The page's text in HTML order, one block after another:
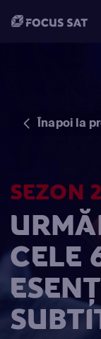
Înapoi la
SEZON 2
CELE